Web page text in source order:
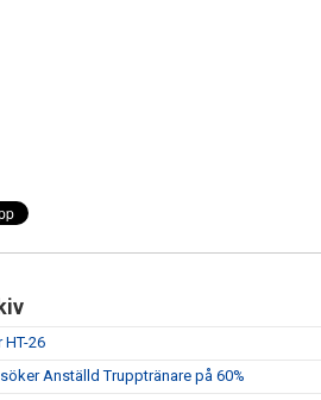
HT-26
Anställd Trupptränare på 60%